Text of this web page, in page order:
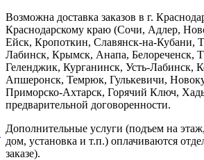
Возможна доставка заказов в г.
Краснодарскому краю (Сочи, Адлер,
Ейск, Кропоткин, Славянск-на-Кубани,
Лабинск, Крымск, Анапа, Белореченск,
Геленджик, Курганинск, Усть-Лабинск,
Апшеронск, Темрюк, Гулькевичи,
Приморско-Ахтарск, Горячий Ключ,
предварительной договоренности.
Дополнительные услуги (подъем на
дом, установка и т.п.) оплачиваются
заказе).